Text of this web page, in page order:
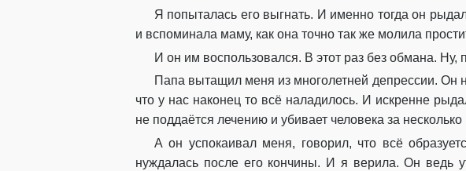
Я попыталась его выгнать. И именно тогда он
и вспоминала маму, как она точно так же молила
И он им воспользовался. В этот раз без обмана. Ну,
Папа вытащил меня из многолетней депрессии. Он
что у нас наконец то всё наладилось. И искренне
не поддаётся лечению и убивает человека за
А он успокаивал меня, говорил, что всё
нуждалась после его кончины. И я верила. Он ведь